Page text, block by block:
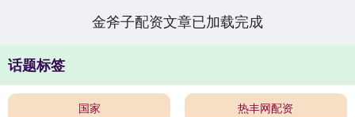
金斧子配资文章已加载完成
话题标签
国家 热丰网配资